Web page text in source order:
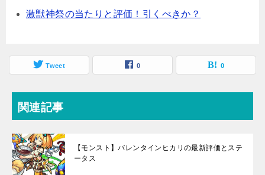
激獣神祭の当たりと評価！引くべきか？
Tweet 0 0
関連記事
【モンスト】バレンタインヒカリの最新評価とステ
ータス